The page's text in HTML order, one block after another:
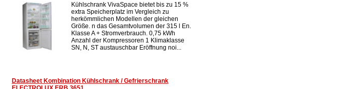
Kühlschrank VivaSpace bietet bis zu 15 %
extra Speicherplatz im Vergleich zu
herkömmlichen Modellen der gleichen
Größe. n das Gesamtvolumen der 315 l En.
Klasse A + Stromverbrauch. 0,75 kWh
Anzahl der Kompressoren 1 Klimaklasse
SN, N, ST austauschbar Eröffnung noi...
Datasheet Kombination Kühlschrank / Gefrierschrank